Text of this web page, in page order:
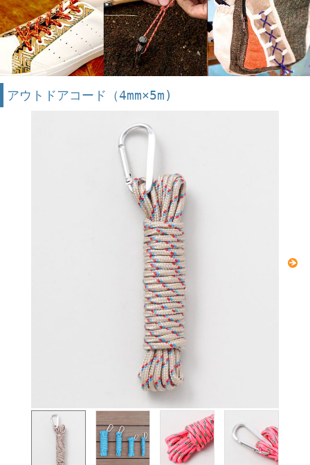
アウトドアコード（4mm×5m)